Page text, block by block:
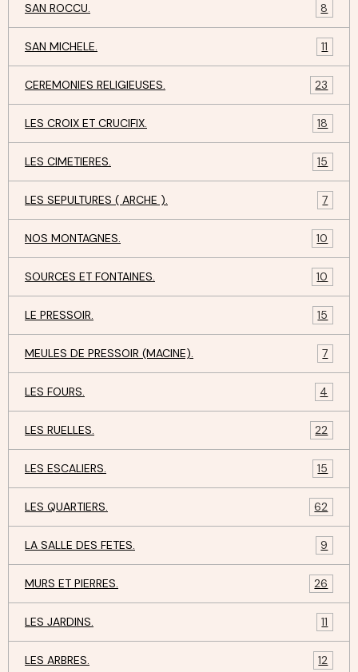
SAN ROCCU. 8
SAN MICHELE. 11
CEREMONIES RELIGIEUSES. 23
LES CROIX ET CRUCIFIX. 18
LES CIMETIERES. 15
LES SEPULTURES ( ARCHE ). 7
NOS MONTAGNES. 10
SOURCES ET FONTAINES. 10
LE PRESSOIR. 15
MEULES DE PRESSOIR (MACINE). 7
LES FOURS. 4
LES RUELLES. 22
LES ESCALIERS. 15
LES QUARTIERS. 62
LA SALLE DES FETES. 9
MURS ET PIERRES. 26
LES JARDINS. 11
LES ARBRES. 12